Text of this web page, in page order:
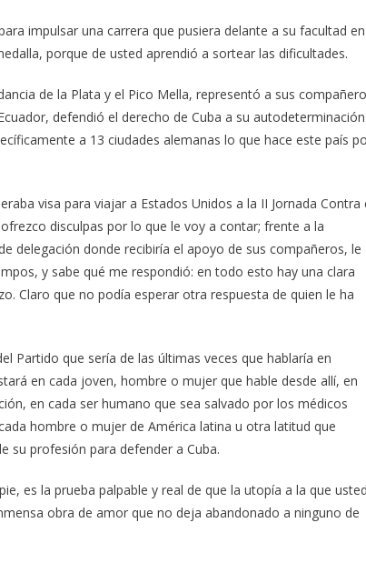
impulsar una carrera que pusiera delante a su facultad en
porque de usted aprendió a sortear las dificultades.
de la Plata y el Pico Mella, representó a sus
defendió el derecho de Cuba a su autodeterminación
a 13 ciudades alemanas lo que hace este país
visa para viajar a Estados Unidos a la II Jornada Contra
disculpas por lo que le voy a contar; frente a la
delegación donde recibiría el apoyo de sus compañeros, le
y sabe qué me respondió: en todo esto hay una clara
Claro que no podía esperar otra respuesta de quien le ha
Partido que sería de las últimas veces que hablaría en
en cada joven, hombre o mujer que hable desde allí, en
en cada ser humano que sea salvado por los médicos
hombre o mujer de América latina u otra latitud que
su profesión para defender a Cuba.
es la prueba palpable y real de que la utopía a la que
obra de amor que no deja abandonado a ninguno de